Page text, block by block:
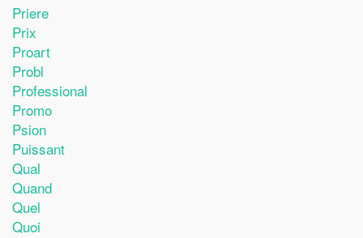
Priere
Prix
Proart
Probl
Professional
Promo
Psion
Puissant
Qual
Quand
Quel
Quoi